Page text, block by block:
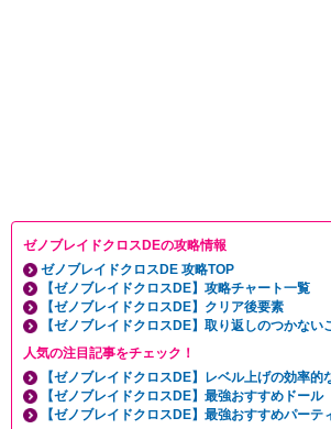
ゼノブレイドクロスDEの攻略情報
ゼノブレイドクロスDE 攻略TOP
【ゼノブレイドクロスDE】攻略チャート一覧
【ゼノブレイドクロスDE】クリア後要素
【ゼノブレイドクロスDE】取り返しのつかない
人気の注目記事をチェック！
【ゼノブレイドクロスDE】レベル上げの効率的
【ゼノブレイドクロスDE】最強おすすめドール
【ゼノブレイドクロスDE】最強おすすめパーテ